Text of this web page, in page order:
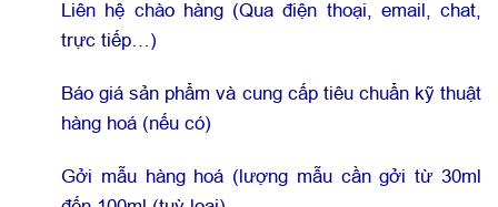
Liên hệ chào hàng (Qua điện thoại, email, chat,
trực tiếp…)
Báo giá sản phẩm và cung cấp tiêu chuẩn kỹ thuật
hàng hoá (nếu có)
Gởi mẫu hàng hoá (lượng mẫu cần gởi từ 30ml